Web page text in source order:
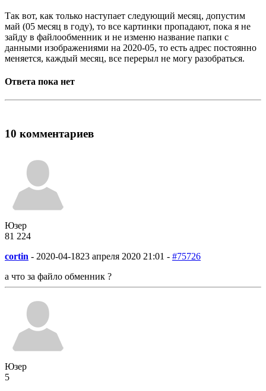
Так вот, как только наступает следующий месяц, допустим
май (05 месяц в году), то все картинки пропадают, пока я не
зайду в файлообменник и не изменю название папки с
данными изображениями на 2020-05, то есть адрес постоянно
меняется, каждый месяц, все перерыл не могу разобраться.
Ответа пока нет
10 комментариев
Юзер
81 224
cortin - 2020-04-1823 апреля 2020 21:01 - #75726
а что за файло обменник ?
Юзер
5